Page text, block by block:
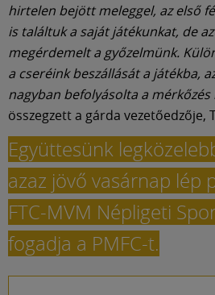
hirtelen bejött meleggel, az első
is találtuk a saját játékunkat, de
megérdemelt a győzelmünk.
a cseréink beszállását a játékba,
nagyban befolyásolta a
összegzett a gárda vezetőedzője,
Együttesünk
azaz jövő vasárnap lép
FTC-MVM Népligeti
fogadja a PMFC-t.